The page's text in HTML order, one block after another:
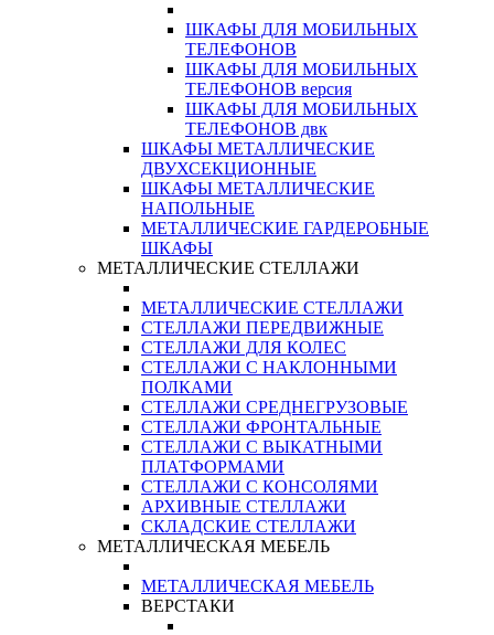
ШКАФЫ ДЛЯ МОБИЛЬНЫХ
ТЕЛЕФОНОВ
ШКАФЫ ДЛЯ МОБИЛЬНЫХ
ТЕЛЕФОНОВ версия
ШКАФЫ ДЛЯ МОБИЛЬНЫХ
ТЕЛЕФОНОВ двк
ШКАФЫ МЕТАЛЛИЧЕСКИЕ
ДВУХСЕКЦИОННЫЕ
ШКАФЫ МЕТАЛЛИЧЕСКИЕ
НАПОЛЬНЫЕ
МЕТАЛЛИЧЕСКИЕ ГАРДЕРОБНЫЕ
ШКАФЫ
МЕТАЛЛИЧЕСКИЕ СТЕЛЛАЖИ
МЕТАЛЛИЧЕСКИЕ СТЕЛЛАЖИ
СТЕЛЛАЖИ ПЕРЕДВИЖНЫЕ
СТЕЛЛАЖИ ДЛЯ КОЛЕС
СТЕЛЛАЖИ С НАКЛОННЫМИ
ПОЛКАМИ
СТЕЛЛАЖИ СРЕДНЕГРУЗОВЫЕ
СТЕЛЛАЖИ ФРОНТАЛЬНЫЕ
СТЕЛЛАЖИ С ВЫКАТНЫМИ
ПЛАТФОРМАМИ
СТЕЛЛАЖИ С КОНСОЛЯМИ
АРХИВНЫЕ СТЕЛЛАЖИ
СКЛАДСКИЕ СТЕЛЛАЖИ
МЕТАЛЛИЧЕСКАЯ МЕБЕЛЬ
МЕТАЛЛИЧЕСКАЯ МЕБЕЛЬ
ВЕРСТАКИ